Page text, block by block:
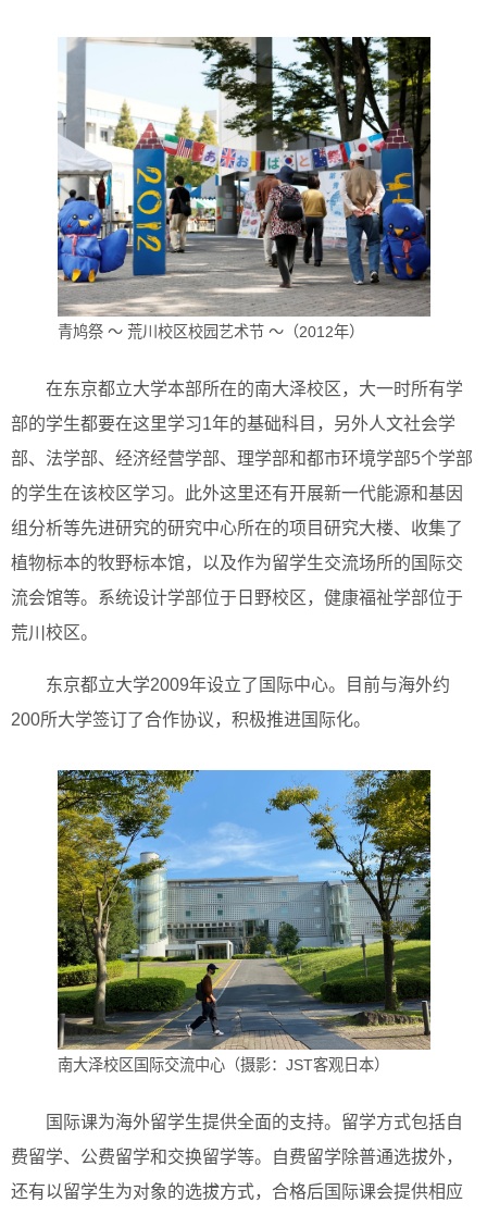
青鸠祭 ～ 荒川校区校园艺术节 ～（2012年）
在东京都立大学本部所在的南大泽校区，大一时所有学
部的学生都要在这里学习1年的基础科目，另外人文社会学
部、法学部、经济经营学部、理学部和都市环境学部5个学部
的学生在该校区学习。此外这里还有开展新一代能源和基因
组分析等先进研究的研究中心所在的项目研究大楼、收集了
植物标本的牧野标本馆，以及作为留学生交流场所的国际交
流会馆等。系统设计学部位于日野校区，健康福祉学部位于
荒川校区。
东京都立大学2009年设立了国际中心。目前与海外约
200所大学签订了合作协议，积极推进国际化。
南大泽校区国际交流中心（摄影：JST客观日本）
国际课为海外留学生提供全面的支持。留学方式包括自
费留学、公费留学和交换留学等。自费留学除普通选拔外，
还有以留学生为对象的选拔方式，合格后国际课会提供相应